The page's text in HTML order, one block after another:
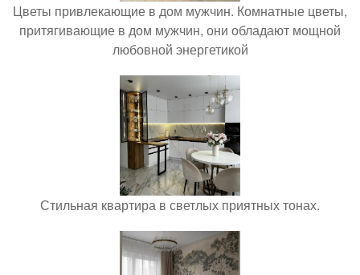
Цветы привлекающие в дом мужчин. Комнатные цветы,
притягивающие в дом мужчин, они обладают мощной
любовной энергетикой
Стильная квартира в светлых приятных тонах.